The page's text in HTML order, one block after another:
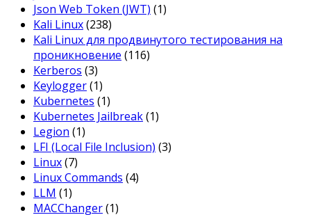
Json Web Token (JWT) (1)
Kali Linux(238)
Kali Linux для продвинутого тестирования на
проникновение (116)
Kerberos (3)
Keylogger(1)
Kubernetes (1)
Kubernetes Jailbreak(1)
Legion (1)
LFI (Local File Inclusion) (3)
Linux(7)
Linux Commands (4)
LLM (1)
MACChanger(1)